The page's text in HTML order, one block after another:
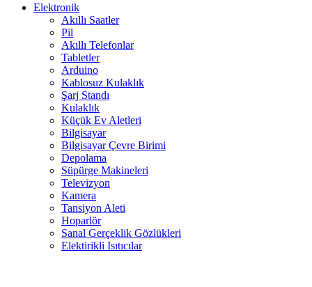
Elektronik
Akıllı Saatler
Pil
Akıllı Telefonlar
Tabletler
Arduino
Kablosuz Kulaklık
Şarj Standı
Kulaklık
Küçük Ev Aletleri
Bilgisayar
Bilgisayar Çevre Birimi
Depolama
Süpürge Makineleri
Televizyon
Kamera
Tansiyon Aleti
Hoparlör
Sanal Gerçeklik Gözlükleri
Elektirikli Isıtıcılar